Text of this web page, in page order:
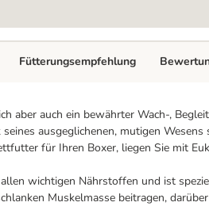
aber auch ein bewährter Wach-,
ausgeglichenen, mutigen
für Ihren Boxer, liegen Sie mit
wichtigen Nährstoffen und ist
Muskelmasse beitragen,
Fütterungsempfehlung